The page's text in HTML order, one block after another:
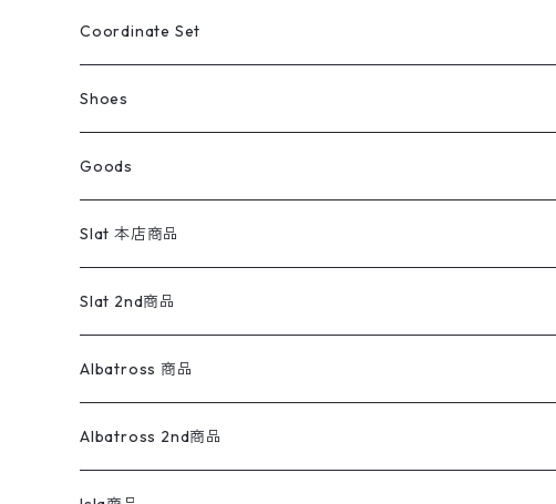
コート
ナイロンジャケット
セーター・カーディガン
スラックス
オーバーオール・つなぎ
トップス
アウター
トップス
ライフスタイル雑貨
ラグ・ブランケット
ブランド
ラルフローレン
リーバイス
Ladies
Sweater
Goods
Military
アウトドアナイロンジャケット
スポーツナイロンジャケット
ワークジャケット
テーラードジャケット
ウールジャケット
ダウンジャケット
レザージャケット
ストライプシャツ
柄シャツ
ワークシャツ
ポロシャツ
スウェット・パーカ
プリントスウェット
ロゴスウェット
ベスト
セーター・カーディガン
アランセーター
ウールセーター
フリース
バギーズデニム
チノパンツ
イージーパンツ
スラックス
ワークパンツ
コーデュロイパンツ
オーバーオール・つなぎ
ショーツ
Tops
Pants
Tops
Pants
Tシャツ
ブラウス／シャツ／デザイントップス
長袖
半袖
ベスト／キャミソール
スウェット
ニット
ジャケット
スカート
Coordinate Set
Shoes
22cm以下
22.5cm
23cm
23.5cm
24cm
Goods
バンダナ
Slat 本店商品
Outer
Tee
Shirts
S/S Shirts
Slat 2nd商品
アウター
ハンティングジャケット
アウトドアジャケット
長袖シャツ
アウトドアシャツ
Albatross 商品
Vintage sweater
Albatross 2nd商品